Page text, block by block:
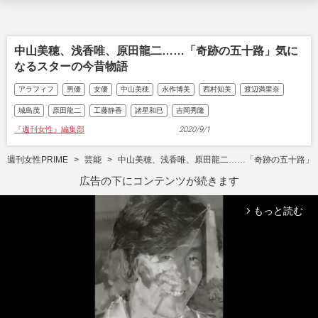
中山美穂、浅香唯、原田龍二……「奇跡の五十路」気に
なるスターの今昔物語
アラフィフ 男優 女優 中山美穂 永作博美 西村知美 渡辺満里奈
城島茂 原田龍二 工藤静香 諸星和巳 吉岡秀隆
『週刊女性』編集部 2020/9/1
週刊女性PRIME 芸能 中山美穂、浅香唯、原田龍二……「奇跡の五十路」
広告の下にコンテンツが続きます
arrow_forward_ios もっと読む